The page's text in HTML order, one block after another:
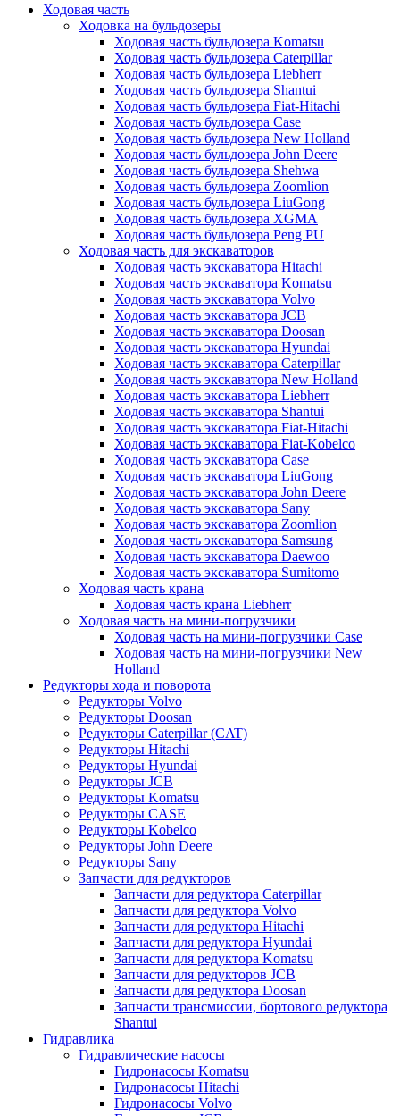
Ходовая часть
Ходовка на бульдозеры
Ходовая часть бульдозера Komatsu
Ходовая часть бульдозера Caterpillar
Ходовая часть бульдозера Liebherr
Ходовая часть бульдозера Shantui
Ходовая часть бульдозера Fiat-Hitachi
Ходовая часть бульдозера Case
Ходовая часть бульдозера New Holland
Ходовая часть бульдозера John Deere
Ходовая часть бульдозера Shehwa
Ходовая часть бульдозера Zoomlion
Ходовая часть бульдозера LiuGong
Ходовая часть бульдозера XGMA
Ходовая часть бульдозера Peng PU
Ходовая часть для экскаваторов
Ходовая часть экскаватора Hitachi
Ходовая часть экскаватора Komatsu
Ходовая часть экскаватора Volvo
Ходовая часть экскаватора JCB
Ходовая часть экскаватора Doosan
Ходовая часть экскаватора Hyundai
Ходовая часть экскаватора Caterpillar
Ходовая часть экскаватора New Holland
Ходовая часть экскаватора Liebherr
Ходовая часть экскаватора Shantui
Ходовая часть экскаватора Fiat-Hitachi
Ходовая часть экскаватора Fiat-Kobelco
Ходовая часть экскаватора Case
Ходовая часть экскаватора LiuGong
Ходовая часть экскаватора John Deere
Ходовая часть экскаватора Sany
Ходовая часть экскаватора Zoomlion
Ходовая часть экскаватора Samsung
Ходовая часть экскаватора Daewoo
Ходовая часть экскаватора Sumitomo
Ходовая часть крана
Ходовая часть крана Liebherr
Ходовая часть на мини-погрузчики
Ходовая часть на мини-погрузчики Case
Ходовая часть на мини-погрузчики New
Holland
Редукторы хода и поворота
Редукторы Volvo
Редукторы Doosan
Редукторы Caterpillar (CAT)
Редукторы Hitachi
Редукторы Hyundai
Редукторы JCB
Редукторы Komatsu
Редукторы CASE
Редукторы Kobelco
Редукторы John Deere
Редукторы Sany
Запчасти для редукторов
Запчасти для редуктора Caterpillar
Запчасти для редуктора Volvo
Запчасти для редуктора Hitachi
Запчасти для редуктора Hyundai
Запчасти для редуктора Komatsu
Запчасти для редукторов JCB
Запчасти для редуктора Doosan
Запчасти трансмиссии, бортового редуктора
Shantui
Гидравлика
Гидравлические насосы
Гидронасосы Komatsu
Гидронасосы Hitachi
Гидронасосы Volvo